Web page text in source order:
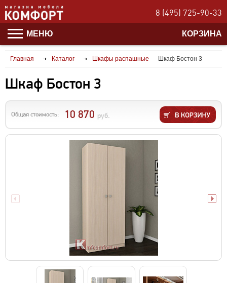
8 (495) 725-90-33
МЕНЮ КОРЗИНА
Главная Каталог Шкафы распашные Шкаф Бостон 3
Шкаф Бостон 3
Общая стоимость: 10 870 руб.